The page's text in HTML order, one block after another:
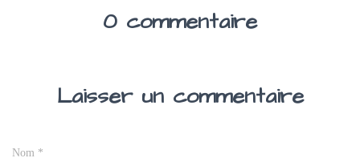
0 commentaire
Laisser un commentaire
Nom *